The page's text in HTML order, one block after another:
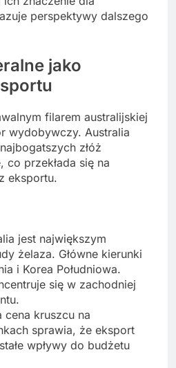
perspektywy dalszego
jako
filarem australijskiej
wydobywczy. Australia
złóż
co przekłada się na
eksportu.
jest największym
żelaza. Główne kierunki
i Korea Południowa.
się w zachodniej
cena kruszcu na
sprawia, że eksport
wpływy do budżetu